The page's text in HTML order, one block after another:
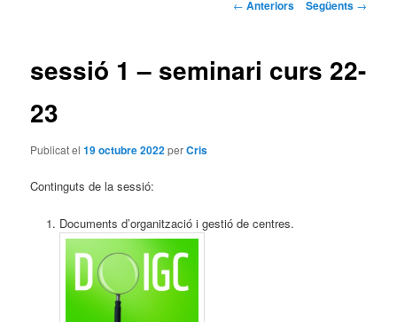
← Anteriors Següents →
sessió 1 – seminari curs 22-
23
Publicat el19 octubre 2022perCris
Continguts de la sessió:
Documents d’organització i gestió de centres.